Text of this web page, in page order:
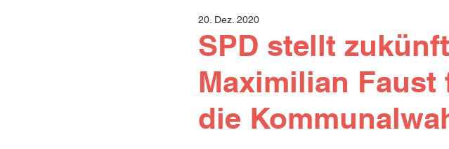
SPD stellt
Maximilian Faust
die
20. Dez. 2020